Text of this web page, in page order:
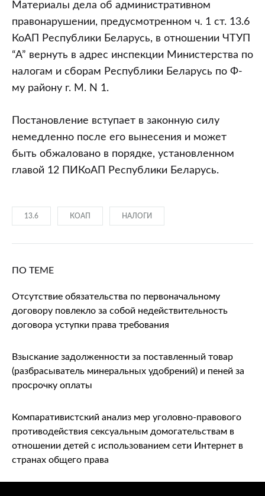
Материалы дела об административном
правонарушении, предусмотренном ч. 1 ст. 13.6
КоАП Республики Беларусь, в отношении ЧТУП
“А” вернуть в адрес инспекции Министерства по
налогам и сборам Республики Беларусь по Ф-
му району г. М. N 1.
Постановление вступает в законную силу
немедленно после его вынесения и может
быть обжаловано в порядке, установленном
главой 12 ПИКоАП Республики Беларусь.
13.6 КОАП НАЛОГИ
ПО ТЕМЕ
Отсутствие обязательства по первоначальному
договору повлекло за собой недействительность
договора уступки права требования
Взыскание задолженности за поставленный товар
(разбрасыватель минеральных удобрений) и пеней за
просрочку оплаты
Компаративистский анализ мер уголовно-правового
противодействия сексуальным домогательствам в
отношении детей с использованием сети Интернет в
странах общего права